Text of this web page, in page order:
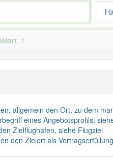
: 1
Nutzer haben den Artikel korrekt
allgemein den Ort, zu dem
eines Angebotsprofils,
Zielflughafen, siehe Flugziel
den Zielort als